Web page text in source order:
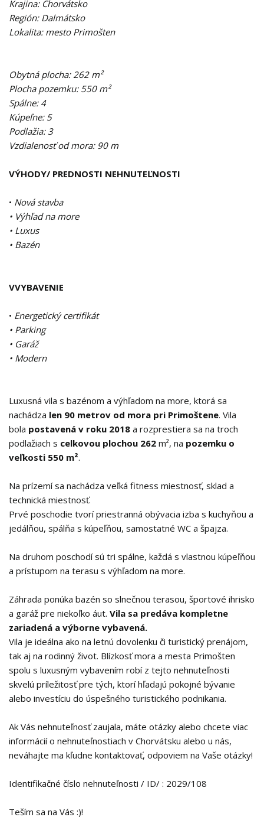
Krajina: Chorvátsko
Región: Dalmátsko
Lokalita: mesto Primošten
Obytná plocha: 262 m²
Plocha pozemku: 550 m²
Spálne: 4
Kúpeľne: 5
Podlažia: 3
Vzdialenosť od mora: 90 m
VÝHODY/ PREDNOSTI NEHNUTEĽNOSTI
• Nová stavba
• Výhľad na more
• Luxus
• Bazén
VVYBAVENIE
• Energetický certifikát
• Parking
• Garáž
• Modern
Luxusná vila s bazénom a výhľadom na more, ktorá sa
nachádza len 90 metrov od mora pri Primoštene. Vila
bola postavená v roku 2018 a rozprestiera sa na troch
podlažiach s celkovou plochou 262 m², na pozemku o
veľkosti 550 m².
Na prízemí sa nachádza veľká fitness miestnosť, sklad a
technická miestnosť.
Prvé poschodie tvorí priestranná obývacia izba s kuchyňou a
jedálňou, spálňa s kúpeľňou, samostatné WC a špajza.
Na druhom poschodí sú tri spálne, každá s vlastnou kúpeľňou
a prístupom na terasu s výhľadom na more.
Záhrada ponúka bazén so slnečnou terasou, športové ihrisko
a garáž pre niekoľko áut. Vila sa predáva kompletne
zariadená a výborne vybavená.
Vila je ideálna ako na letnú dovolenku či turistický prenájom,
tak aj na rodinný život. Blízkosť mora a mesta Primošten
spolu s luxusným vybavením robí z tejto nehnuteľnosti
skvelú príležitosť pre tých, ktorí hľadajú pokojné bývanie
alebo investíciu do úspešného turistického podnikania.
Ak Vás nehnuteľnosť zaujala, máte otázky alebo chcete viac
informácií o nehnuteľnostiach v Chorvátsku alebo u nás,
neváhajte ma kľudne kontaktovať, odpoviem na Vaše otázky!
Identifikačné číslo nehnuteľnosti / ID/ : 2029/108
Teším sa na Vás :)!